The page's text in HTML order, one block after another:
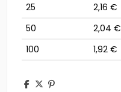
25
2,16 €
50
2,04 €
100
1,92 €